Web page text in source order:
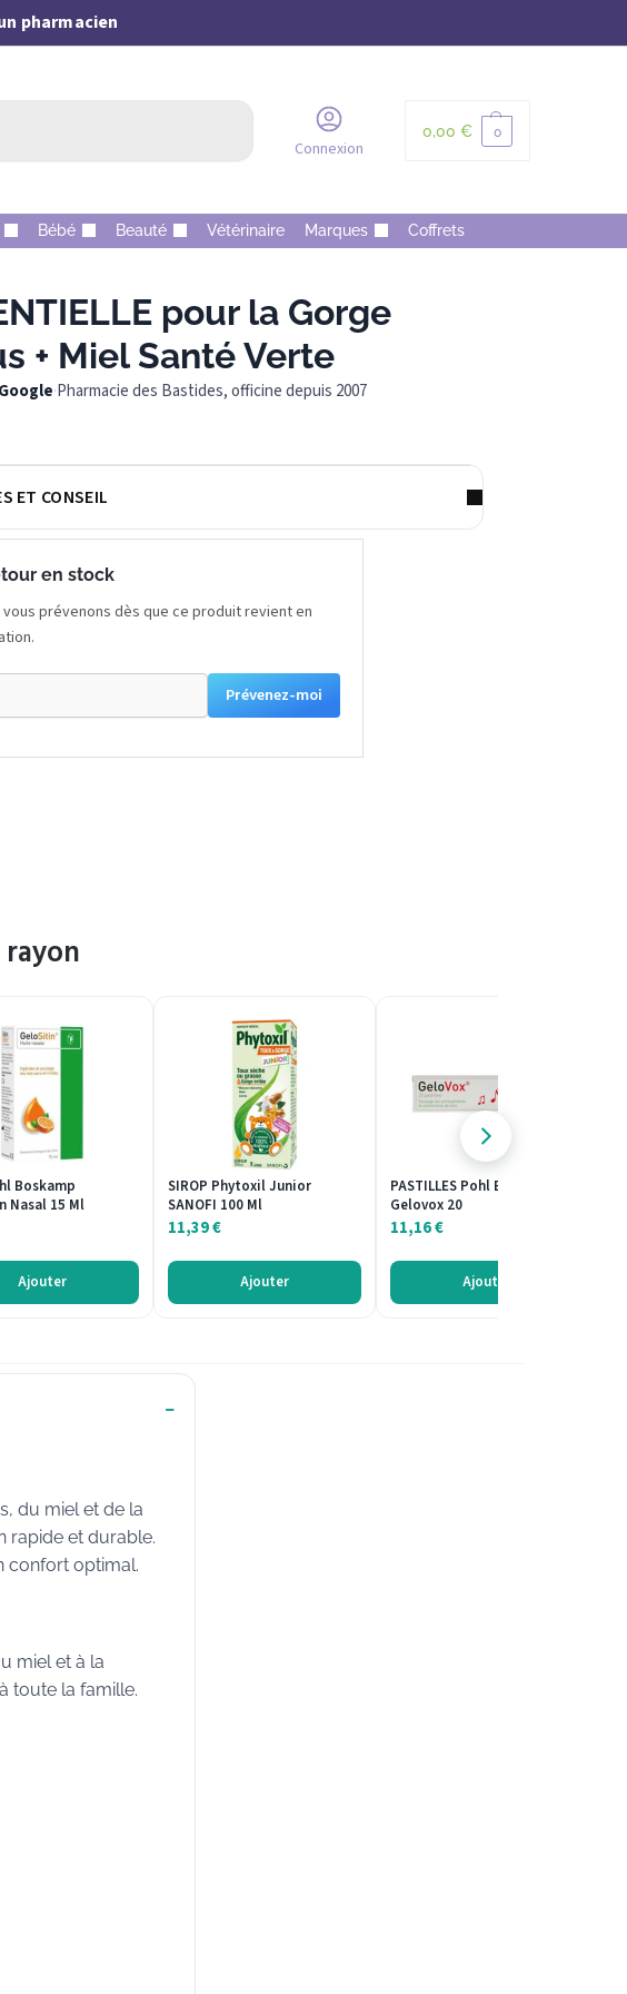
pharmacien
Connexion
0,00 € 0
Bébé Beauté Vétérinaire Marques Coffrets
pour la Gorge
+ Miel Santé Verte
·Pharmacie des Bastides, officine depuis 2007
ET CONSEIL
en stock
prévenons dès que ce produit revient en
Prévenez-moi
Boskamp
Nasal 15 Ml
Ajouter
SIROP Phytoxil Junior
SANOFI 100 Ml
11,39€
Ajouter
PASTILLES Pohl Boskamp
Gelovox 20
11,16€
Ajouter
du miel et de la
rapide et durable.
confort optimal.
miel et à la
toute la famille.